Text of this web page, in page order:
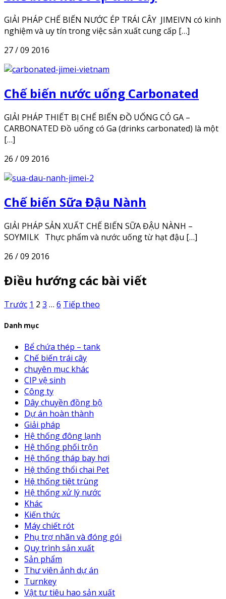
GIẢI PHÁP CHẾ BIẾN NƯỚC ÉP TRÁI CÂY JIMEIVN có kinh
nghiệm và uy tín trong việc sản xuất cung cấp […]
27 / 09 2016
Chế biến nước uống Carbonated
GIẢI PHÁP THIẾT BỊ CHẾ BIẾN ĐỒ UỐNG CÓ GA –
CARBONATED Đồ uống có Ga (drinks carbonated) là một
[…]
26 / 09 2016
Chế biến Sữa Đậu Nành
GIẢI PHÁP SẢN XUẤT CHẾ BIẾN SỮA ĐẬU NÀNH –
SOYMILK Thực phẩm và nước uống từ hạt đậu […]
26 / 09 2016
Điều hướng các bài viết
Trước 1 2 3 … 6 Tiếp theo
Danh mục
Bể chứa thép – tank
Chế biến trái cây
chuyên mục khác
CIP vệ sinh
Công ty
Dây chuyền đồng bộ
Dự án hoàn thành
Giải pháp
Hệ thống đông lạnh
Hệ thống phối trộn
Hệ thống tháp bay hơi
Hệ thống thổi chai Pet
Hệ thống tiệt trùng
Hệ thống xử lý nước
Khác
Kiến thức
Máy chiết rót
Phụ trợ nhãn và đóng gói
Quy trình sản xuất
Sản phẩm
Thư viên ảnh dự án
Turnkey
Vật tư tiêu hao sản xuất